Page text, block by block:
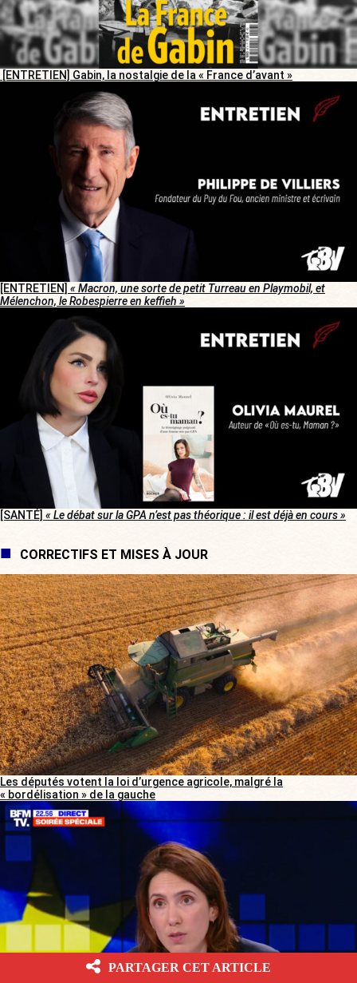
[ENTRETIEN] Gabin, la nostalgie de la « France d’avant »
[ENTRETIEN] « Macron, une sorte de petit Turreau en Playmobil, et
Mélenchon, le Robespierre en keffieh »
[SANTÉ] « Le débat sur la GPA n’est pas théorique : il est déjà en cours »
CORRECTIFS ET MISES À JOUR
Les députés votent la loi d’urgence agricole, malgré la
« bordélisation » de la gauche
PARTAGER CET ARTICLE